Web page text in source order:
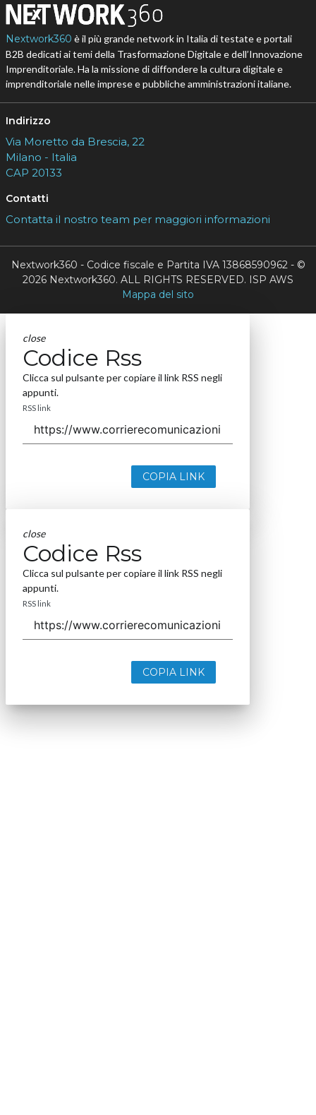
Nextwork360 è il più grande network in Italia di testate e portali
B2B dedicati ai temi della Trasformazione Digitale e dell’Innovazione
Imprenditoriale. Ha la missione di diffondere la cultura digitale e
imprenditoriale nelle imprese e pubbliche amministrazioni italiane.
Indirizzo
Via Moretto da Brescia, 22
Milano - Italia
CAP 20133
Contatti
Contatta il nostro team per maggiori informazioni
Nextwork360 - Codice fiscale e Partita IVA 13868590962 - ©
2026 Nextwork360. ALL RIGHTS RESERVED. ISP AWS
Mappa del sito
close
Codice Rss
Clicca sul pulsante per copiare il link RSS negli
appunti.
RSS link
COPIA LINK
close
Codice Rss
Clicca sul pulsante per copiare il link RSS negli
appunti.
RSS link
COPIA LINK